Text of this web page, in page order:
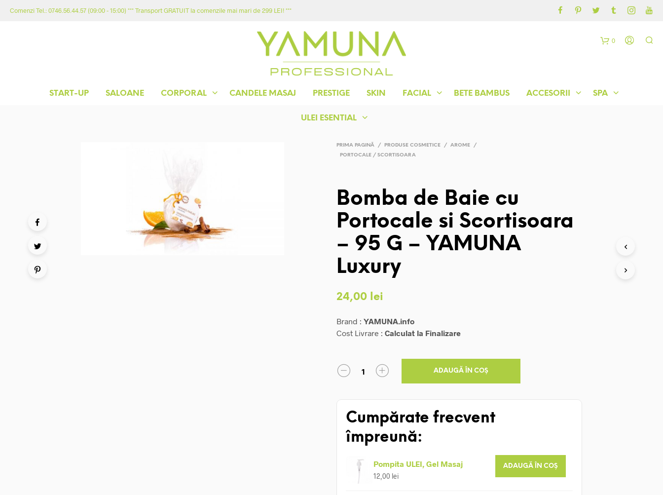
Comenzi Tel.: 0746.56.44.57 (09:00 - 15:00) *** Transport GRATUIT la comenzile mai mari de 299 LEI! ***
ACASA MAGAZIN YAMUNA
START-UP SALOANE CORPORAL CANDELE MASAJ PRESTIGE SKIN FACIAL BETE BAMBUS ACCESORII SPA
ULEI ESENTIAL
0
PRIMA PAGINĂ / PRODUSE COSMETICE / AROME
/
PORTOCALE / SCORTISOARA
Bomba de Baie cu
Portocale si Scortisoara
– 95 G – YAMUNA
Luxury
24,00 lei
Brand : YAMUNA.info
Cost Livrare : Calculat la Finalizare
ADAUGĂ ÎN COȘ
Cumpărate frecvent
împreună:
Pompita ULEI, Gel Masaj
12,00 lei
ADAUGĂ ÎN COȘ